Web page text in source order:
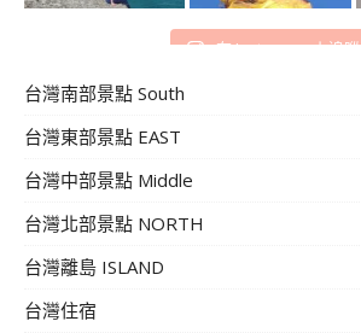
在 Instagram 上追蹤
台灣南部景點 South
台灣東部景點 EAST
台灣中部景點 Middle
台灣北部景點 NORTH
台灣離島 ISLAND
台灣住宿